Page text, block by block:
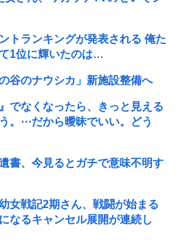
トランキングが発表される 俺た
1位に輝いたのは…
谷のナウシカ」新施設整備へ
でなくなったら、きっと見える
。⋯だから曖昧でいい。どう
書、今見るとガチで意味不明す
女戦記2期さん、戦闘が始まる
なるキャンセル展開が連続し